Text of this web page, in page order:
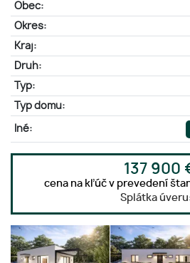
Obec:
Okres:
Kraj:
Druh:
Typ:
Typ domu:
Iné:
137 900
cena na kľúč v prevedení
Splátka